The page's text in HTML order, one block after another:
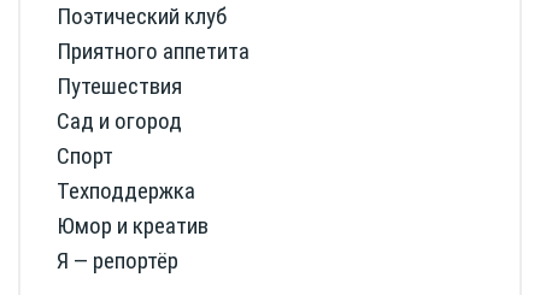
Поэтический клуб
Приятного аппетита
Путешествия
Сад и огород
Спорт
Техподдержка
Юмор и креатив
Я — репортёр